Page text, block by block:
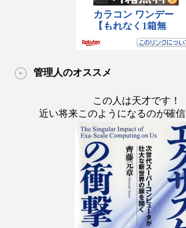
管理人のオススメ
この人は天才です！
近い将来このようになるのが確信